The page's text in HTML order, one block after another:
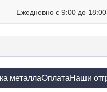
Ежедневно с 9:00 до 18:00
металлаОплатаНаши